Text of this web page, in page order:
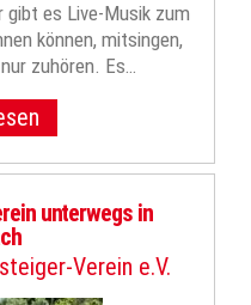
es Live-Musik zum
können, mitsingen,
zuhören. Es…
unterwegs in
Verein e.V.